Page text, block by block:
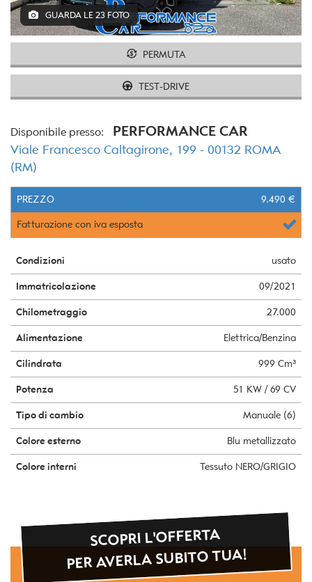
GUARDA LE 23 FOTO
PERMUTA
TEST-DRIVE
Disponibile presso: PERFORMANCE CAR
Viale Francesco Caltagirone, 199 - 00132 ROMA
(RM)
PREZZO 9.490 €
Fatturazione con iva esposta
Condizioni usato
Immatricolazione 09/2021
Chilometraggio 27.000
Alimentazione Elettrica/Benzina
Cilindrata 999 Cm³
Potenza 51 KW / 69 CV
Tipo di cambio Manuale (6)
Colore esterno Blu metallizzato
Colore interni Tessuto NERO/GRIGIO
SCOPRI L'OFFERTA
PER AVERLA SUBITO TUA!
tracciamento
che
adottiamo
per
le
e
le
attività
di
seguito
descritte.
Per
ottenere
maggiori
informazioni
sull'utilità
sul
funzionamento
di
questi
strumenti
di
tracciamento
si
rimanda
cookie
policy.
rivedere
scelte
in
qualsiasi
momento.